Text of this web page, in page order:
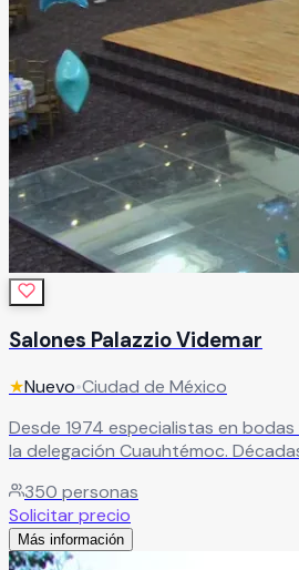
Salones Palazzio Videmar
★Nuevo•Ciudad de México
Desde 1974 especialistas en
la delegación Cuauhtémoc.
primer nivel.Leer más
350 personas
Solicitar precio
Más información